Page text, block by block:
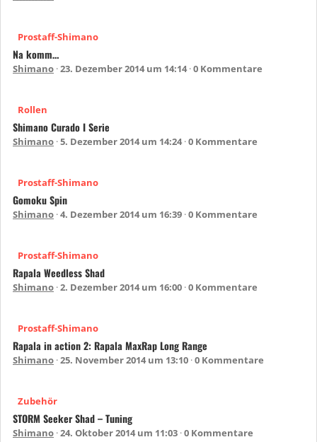
Prostaff-Shimano
Na komm…
Shimano 23. Dezember 2014 um 14:14 0 Kommentare
Rollen
Shimano Curado I Serie
Shimano 5. Dezember 2014 um 14:24 0 Kommentare
Prostaff-Shimano
Gomoku Spin
Shimano 4. Dezember 2014 um 16:39 0 Kommentare
Prostaff-Shimano
Rapala Weedless Shad
Shimano 2. Dezember 2014 um 16:00 0 Kommentare
Prostaff-Shimano
Rapala in action 2: Rapala MaxRap Long Range
Shimano 25. November 2014 um 13:10 0 Kommentare
Zubehör
STORM Seeker Shad – Tuning
Shimano 24. Oktober 2014 um 11:03 0 Kommentare